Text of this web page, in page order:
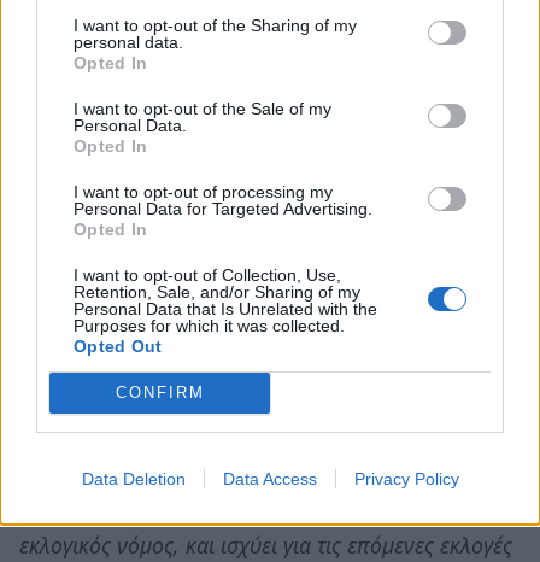
I want to opt-out of the Sharing of my
personal data.
Opted In
I want to opt-out of the Sale of my
Personal Data.
Opted In
I want to opt-out of processing my
Personal Data for Targeted Advertising.
Opted In
I want to opt-out of Collection, Use,
Retention, Sale, and/or Sharing of my
Personal Data that Is Unrelated with the
Purposes for which it was collected.
Opted Out
CONFIRM
Data Deletion Data Access Privacy Policy
έχει συνολική δύναμη 43% (μέσος όρος καθενός
κόμματος 21,5%) και το αυτοτελές κόμμα Ω 30%, στο
τελευταίο θα δοθούν οι επιπλέον 50 έδρες.
Τα σχετικά με το εκλογικό σύστημα στη χώρα μας
προβλέπονται στο άρθρο 54 του Συντάγματος, το
οποίο για τις επί μέρους λεπτομερείς ρυθμίσεις
θεσπίσει τον ισχύοντα εκλογικό νόμο.
Το Σύνταγμα εξουσιοδοτεί την νομοθετική εξουσία να
προβλέψει με νόμο (αρ 54 Σ) το εκλογικό σύστημα
(αναλογικό ή πλειοψηφικό), τον καθορισμό των
των εδρών με ανώτατο όριο 300 έδρες και κατώτατο
εκλογικός νόμος, και ισχύει για τις επόμενες εκλογές